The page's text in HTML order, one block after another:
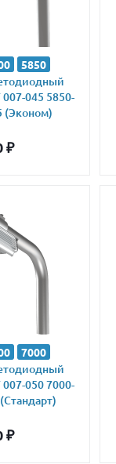
5850
045 5850-
(Эконом)
₽
7000
050 7000-
₽